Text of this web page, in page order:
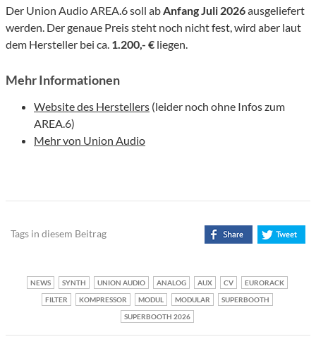
Der Union Audio AREA.6 soll abAnfang Juli 2026ausgeliefert
werden. Der genaue Preis steht noch nicht fest, wird aber laut
dem Hersteller bei ca. 1.200,- € liegen.
Mehr Informationen
Website des Herstellers (leider noch ohne Infos zum
AREA.6)
Mehr von Union Audio
Tags in diesem Beitrag
NEWS SYNTH UNION AUDIO ANALOG AUX CV
EURORACK
FILTER
KOMPRESSOR MODUL MODULAR
SUPERBOOTH
SUPERBOOTH 2026